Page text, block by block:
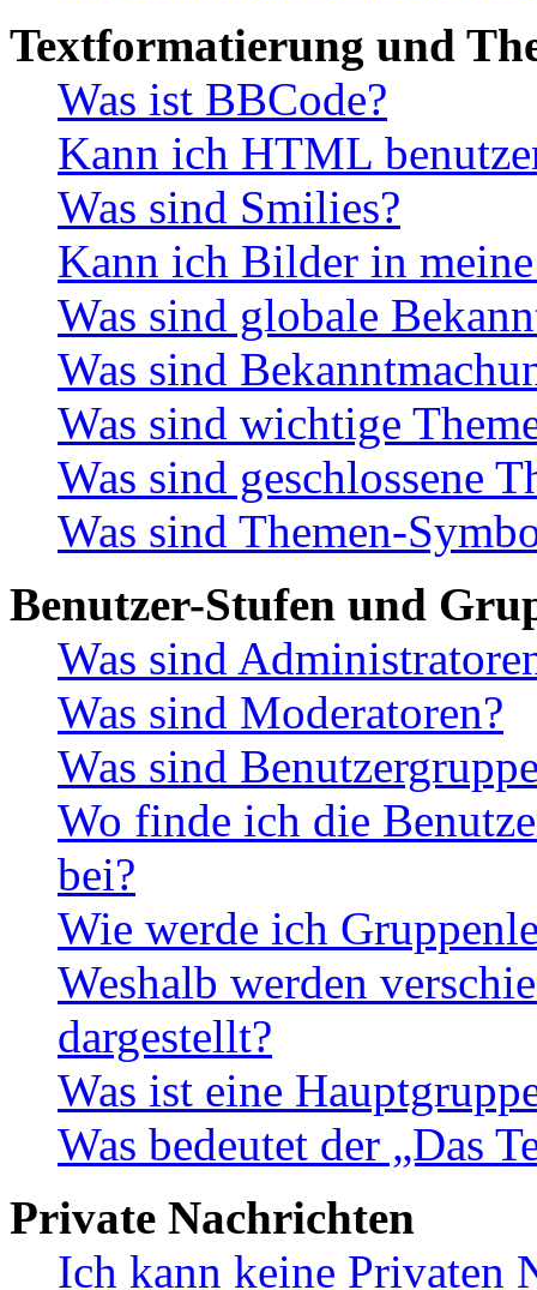
Textformatierung und
Was ist BBCode?
Kann ich HTML
Was sind Smilies?
Kann ich Bilder in
Was sind globale
Was sind
Was sind wichtige
Was sind geschlossene
Was sind Themen-
Benutzer-Stufen und
Was sind
Was sind Moderatoren?
Was sind
Wo finde ich die
bei?
Wie werde ich
Weshalb werden
dargestellt?
Was ist eine
Was bedeutet der „Das
Private Nachrichten
Ich kann keine Privaten